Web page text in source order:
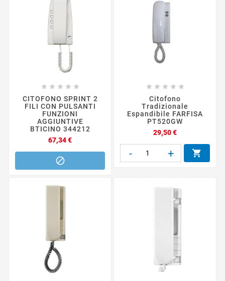
    
CITOFONO SPRINT 2
FILI CON PULSANTI
FUNZIONI
AGGIUNTIVE
BTICINO 344212
67,34 €Prezzo

    
Citofono
Tradizionale
Espandibile FARFISA
PT520GW
29,50 €Prezzo
- + 